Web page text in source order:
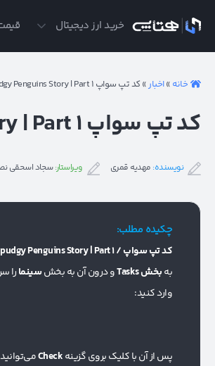
خرید ارز دیجیتال
خانه »اخبار» کد تپ سواپ pudgy Penguins Story | Part 1
کد تپ سواپ pudgy Penguins Story | Part 1
نویسنده: مهدیه قمری ویراستار:سجاد اسحقی
چکیده مطلب:
کد تپ سواپ / pudgy Penguins Story | Part 1
بهبخش Tasks و درون آن به بخشسینمارا
وارد کنید:
پس از آن با کلیک بروی گزینهCheckمی‌توانید جایزه 400،000